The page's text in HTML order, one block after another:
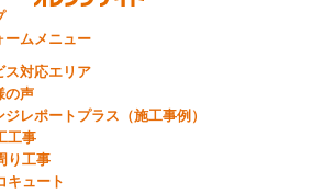
ームメニュー
ス対応エリア
の声
ジレポートプラス（施工事例）
工事
り工事
キュート